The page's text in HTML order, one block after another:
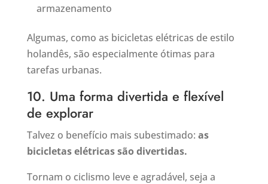
armazenamento
Algumas, como as bicicletas elétricas de estilo
holandês, são especialmente ótimas para
tarefas urbanas.
10. Uma forma divertida e flexível
de explorar
Talvez o benefício mais subestimado: as
bicicletas elétricas são divertidas.
Tornam o ciclismo leve e agradável, seja a